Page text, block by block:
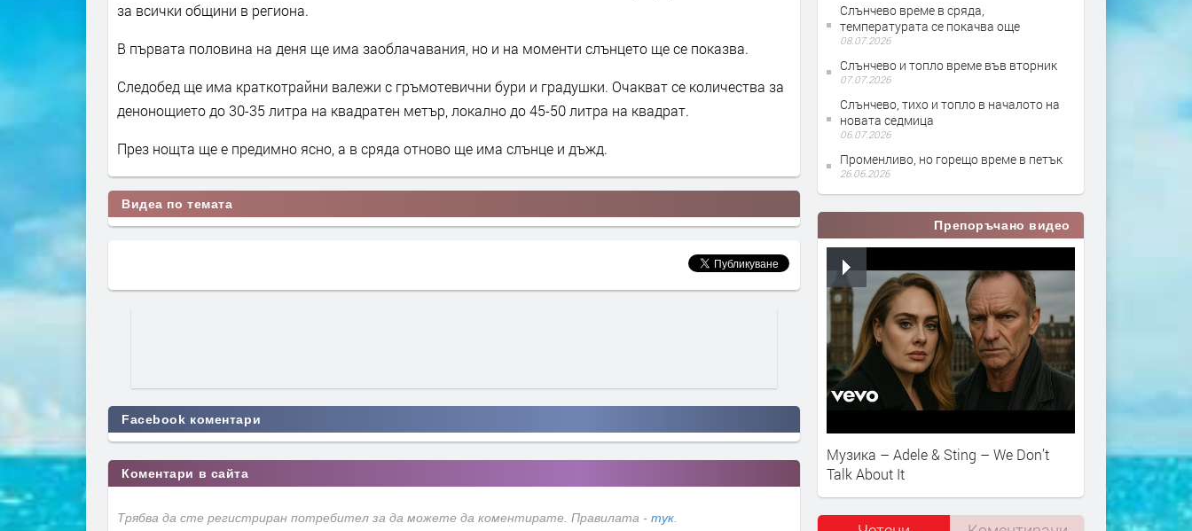
за всички общини в региона.
В първата половина на деня ще има заоблачавания, но и на моменти слънцето ще се показва.
Следобед ще има краткотрайни валежи с гръмотевични бури и градушки. Очакват се количества за
денонощието до 30-35 литра на квадратен метър, локално до 45-50 литра на квадрат.
През нощта ще е предимно ясно, а в сряда отново ще има слънце и дъжд.
Видеа по темата
Facebook коментари
Коментари в сайта
Трябва да сте регистриран потребител за да можете да коментирате. Правилата - тук
Слънчево време в сряда,
температурата се покачва още
08.07.2026
Слънчево и топло време във вторник
07.07.2026
Слънчево, тихо и топло в началото на
новата седмица
06.07.2026
Променливо, но горещо време в петък
26.06.2026
Препоръчано видео
Музика – Adele & Sting – We Don’t
Talk About It